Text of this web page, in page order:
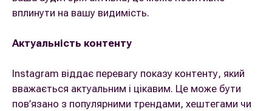
вплинути на вашу видимість.
Актуальність контенту
Instagram віддає перевагу показу контенту, який
вважається актуальним і цікавим. Це може бути
пов’язано з популярними трендами, хештегами чи